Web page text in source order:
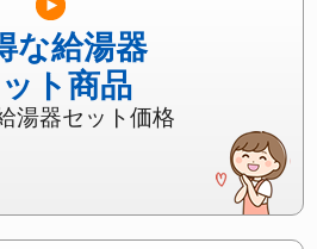
な給湯器
ト商品
湯器セット価格